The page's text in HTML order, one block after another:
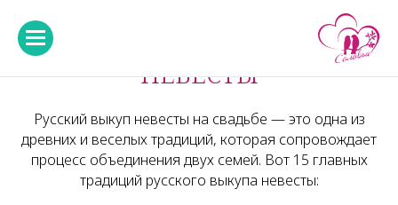
СВАДЬБА С ВЫКУПОМ
НЕВЕСТЫ
Русский выкуп невесты на свадьбе — это одна из
древних и веселых традиций, которая сопровождает
процесс объединения двух семей. Вот 15 главных
традиций русского выкупа невесты: